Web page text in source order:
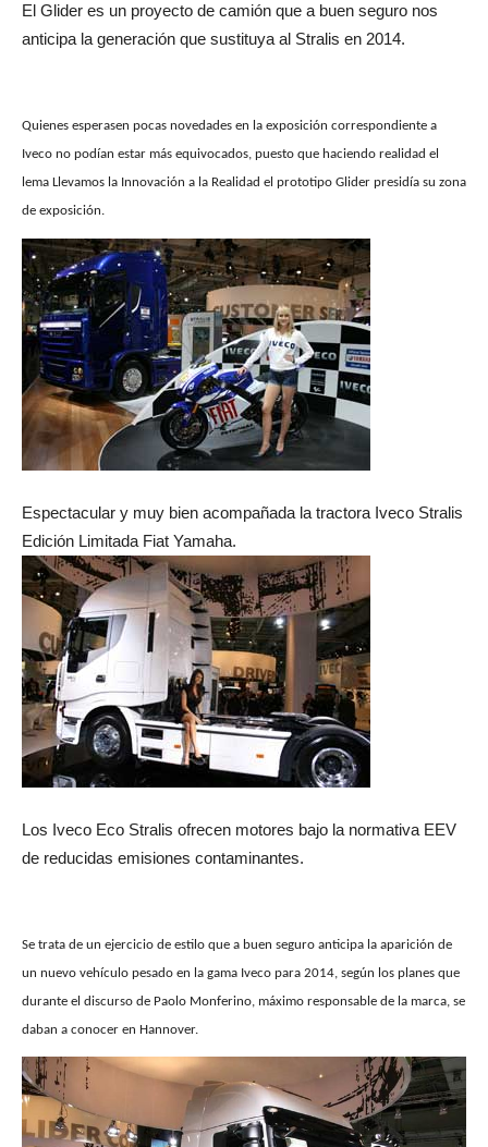
El Glider es un proyecto de camión que a buen seguro nos
anticipa la generación que sustituya al Stralis en 2014.
Quienes esperasen pocas novedades en la exposición correspondiente a
Iveco no podían estar más equivocados, puesto que haciendo realidad el
lema Llevamos la Innovación a la Realidad el prototipo Glider presidía su zona
de exposición.
Espectacular y muy bien acompañada la tractora Iveco Stralis
Edición Limitada Fiat Yamaha.
Los Iveco Eco Stralis ofrecen motores bajo la normativa EEV
de reducidas emisiones contaminantes.
Se trata de un ejercicio de estilo que a buen seguro anticipa la aparición de
un nuevo vehículo pesado en la gama Iveco para 2014, según los planes que
durante el discurso de Paolo Monferino, máximo responsable de la marca, se
daban a conocer en Hannover.